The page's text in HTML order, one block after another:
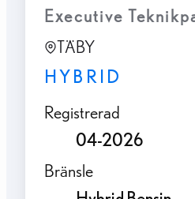
Executive
TÄBY
HYBRID
Registrerad
04-2026
Bränsle